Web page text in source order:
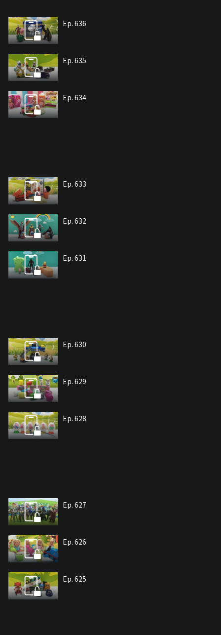
Ep. 636
Ep. 635
Ep. 634
Ep. 633
Ep. 632
Ep. 631
Ep. 630
Ep. 629
Ep. 628
Ep. 627
Ep. 626
Ep. 625